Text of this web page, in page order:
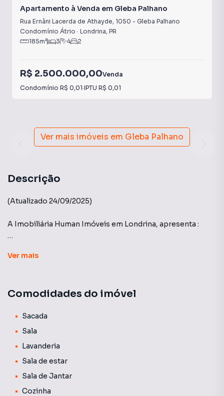
Apartamento à Venda em Gleba Palhano
Rua Ernâni Lacerda de Athayde, 1050 - Gleba Palhano
Condomínio Átrio · Londrina, PR
185m² 3 4 2
R$ 2.500.000,00Venda
Condomínio R$ 0,01·IPTU R$ 0,01
Ver mais imóveis em Gleba Palhano
Descrição
(Atualizado 24/09/2025)
A Imobiliária Human Imóveis em Londrina, apresenta :
ambiente mais importante das casas, o Átrio traz espaços
comuns e privativas. A integração que faz parte da essência
iluminado.
Ver mais
Comodidades do imóvel
Sacada
Sala
Lavanderia
Sala de estar
Sala de Jantar
Cozinha